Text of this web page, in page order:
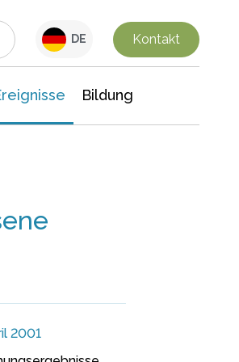
DE Kontakt
Bildung
2001